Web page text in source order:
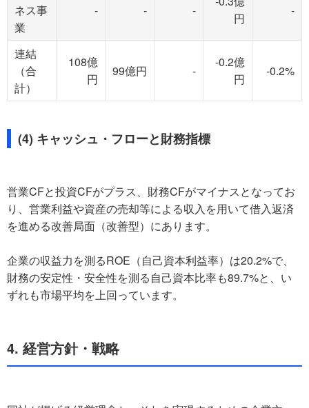
ネス事
業
- - -
円
-
連結
（合
計）
108億
円
99億円 -
-0.2億
円
-0.2%
(4) キャッシュ・フローと財務指標
営業CFと投資CFがプラス、財務CFがマイナスとなってお
り、営業利益や資産の売却等による収入を用いて借入返済
を進める改善局面（改善型）にあります。
企業の収益力を測るROE（自己資本利益率）は20.2%で、
財務の安定性・安全性を測る自己資本比率も89.7%と、い
ずれも市場平均を上回っています。
4. 経営方針・戦略